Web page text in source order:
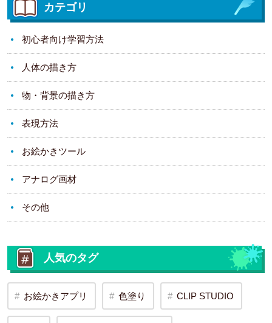
カテゴリ
初心者向け学習方法
人体の描き方
物・背景の描き方
表現方法
お絵かきツール
アナログ画材
その他
人気のタグ
お絵かきアプリ 色塗り CLIP STUDIO